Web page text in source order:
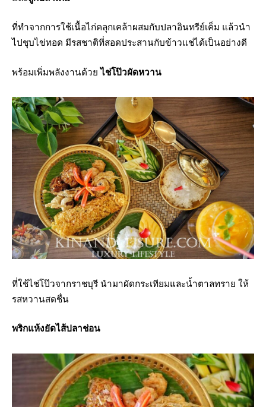
ที่ทำจากการใช้เนื้อไก่คลุกเคล้าผสมกับปลาอินทรีย์เค็ม แล้วนำ
ไปชุบไข่ทอด มีรสชาติที่สอดประสานกับข้าวแช่ได้เป็นอย่างดี
พร้อมเพิ่มพลังงานด้วยไช่โป๊วผัดหวาน
ที่ใช้ไช่โป๊วจากราชบุรี นำมาผัดกระเทียมและน้ำตาลทราย ให้
รสหวานสดชื่น
พริกแห้งยัดไส้ปลาช่อน